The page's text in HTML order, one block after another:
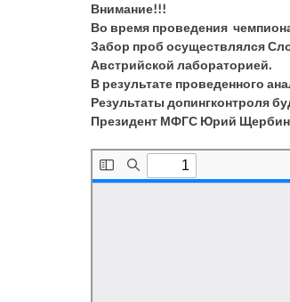
Внимание!!!
Во время проведения
Забор проб осуществлялся
Австрийской лабораторией.
В результате проведенного
Результаты допингконтроля
Президент МФГС Юрий